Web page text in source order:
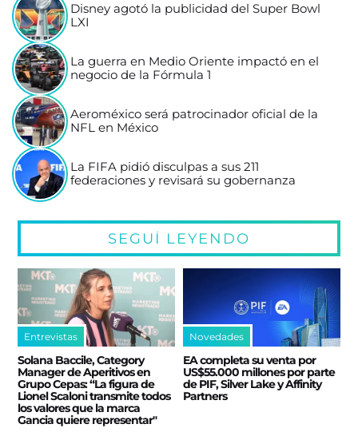
Disney agotó la publicidad del Super Bowl
LXI
La guerra en Medio Oriente impactó en el
negocio de la Fórmula 1
Aeroméxico será patrocinador oficial de la
NFL en México
La FIFA pidió disculpas a sus 211
federaciones y revisará su gobernanza
SEGUÍ LEYENDO
Entrevistas
Solana Baccile, Category
Manager de Aperitivos en
Grupo Cepas: “La figura de
Lionel Scaloni transmite todos
los valores que la marca
Gancia quiere representar"
Novedades
EA completa su venta por
US$55.000 millones por parte
de PIF, Silver Lake y Affinity
Partners